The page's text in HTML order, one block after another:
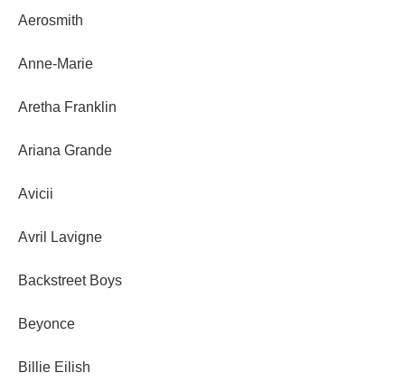
Aerosmith
Anne-Marie
Aretha Franklin
Ariana Grande
Avicii
Avril Lavigne
Backstreet Boys
Beyonce
Billie Eilish